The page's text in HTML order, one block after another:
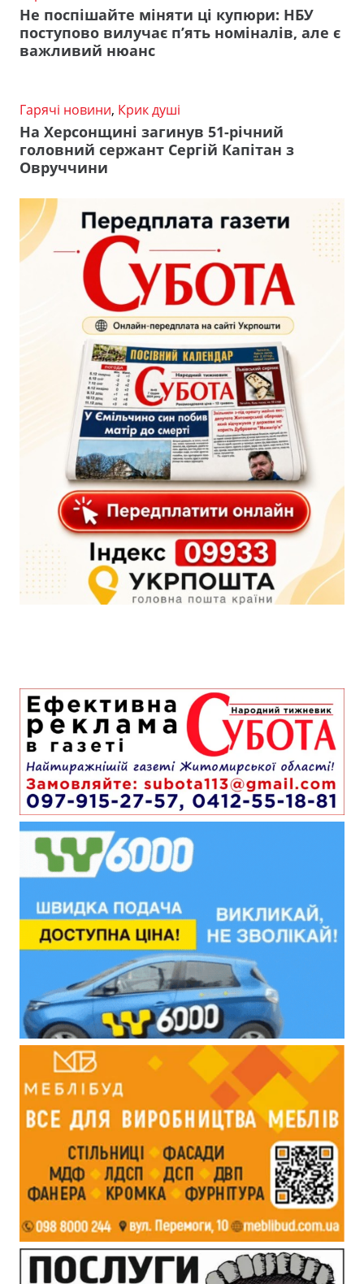
Не поспішайте міняти ці купюри: НБУ
поступово вилучає п’ять номіналів, але є
важливий нюанс
Гарячі новини, Крик душі
На Херсонщині загинув 51-річний
головний сержант Сергій Капітан з
Овруччини